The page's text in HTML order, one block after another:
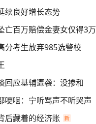
续良好增长态势
亡百万赔偿金妻女仅得3万
分考生放弃985选警校
回应基辅遭袭：没掺和
哽咽：宁听骂声不听哭声
后藏着的经济账